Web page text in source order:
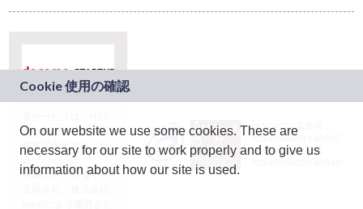
ドコモグループの新
規事業創出プログラ
ム「docomo
STARTUP」を通じて
JASRAC許諾番号：
9024936001Y45037
JASRAC許諾番号：
On our website we use some cookies. These are
necessary for our site to work properly and to give us
information about how our site is used.